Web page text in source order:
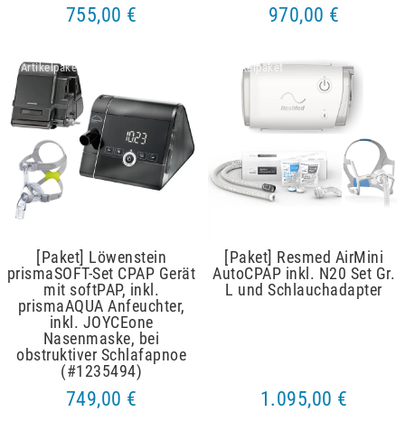
755,00 € 970,00 €
Artikelpaket
[Paket] Löwenstein
prismaSOFT-Set CPAP Gerät
mit softPAP, inkl.
prismaAQUA Anfeuchter,
inkl. JOYCEone
Nasenmaske, bei
obstruktiver Schlafapnoe
(#1235494)
749,00 €
Artikelpaket
[Paket] Resmed AirMini
AutoCPAP inkl. N20 Set Gr.
L und Schlauchadapter
1.095,00 €